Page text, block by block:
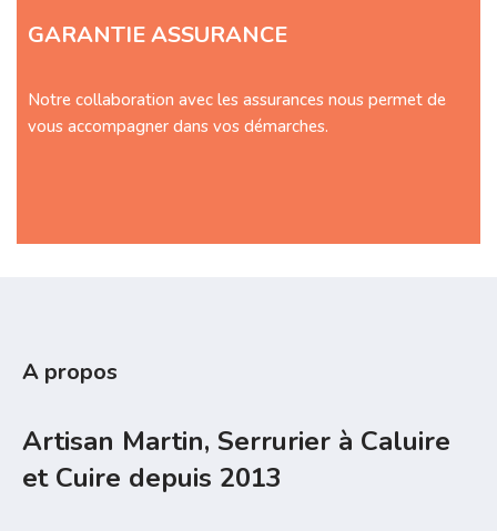
GARANTIE ASSURANCE
Notre collaboration avec les assurances nous permet de
vous accompagner dans vos démarches.
A propos
Artisan Martin, Serrurier à Caluire
et Cuire depuis 2013